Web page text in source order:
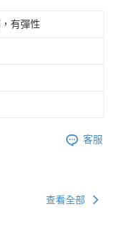
有彈性
客服
查看全部